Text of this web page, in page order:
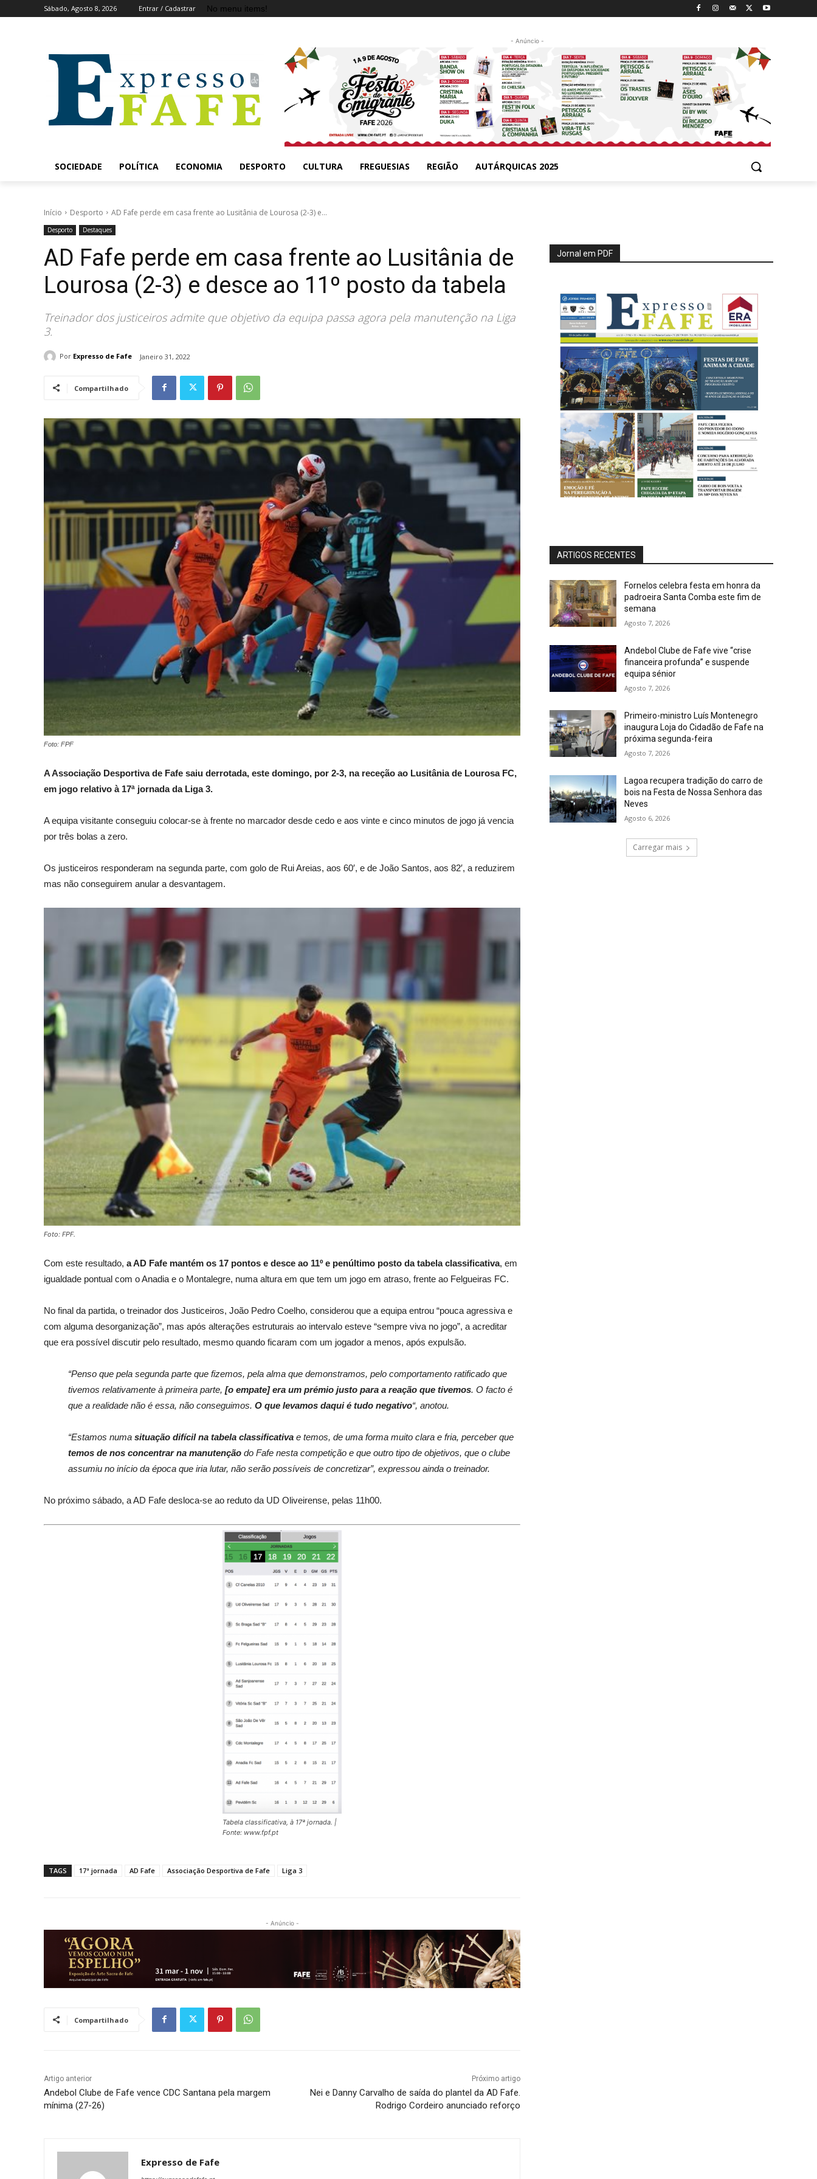
Sábado, Agosto 8, 2026 Entrar / Cadastrar No menu items!
- Anúncio -
SOCIEDADE POLÍTICA ECONOMIA DESPORTO CULTURA FREGUESIAS REGIÃO AUTÁRQUICAS 2025
Início Desporto AD Fafe perde em casa frente ao Lusitânia de Lourosa (2-3) e...
Desporto Destaques
AD Fafe perde em casa frente ao Lusitânia de
Lourosa (2-3) e desce ao 11º posto da tabela
Treinador dos justiceiros admite que objetivo da equipa passa agora pela manutenção na Liga
3.
Por Expresso de Fafe Janeiro 31, 2022
Compartilhado
Foto: FPF
A Associação Desportiva de Fafe saiu derrotada, este domingo, por 2-3, na receção ao Lusitânia de Lourosa FC,
em jogo relativo à 17ª jornada da Liga 3.
A equipa visitante conseguiu colocar-se à frente no marcador desde cedo e aos vinte e cinco minutos de jogo já vencia
por três bolas a zero.
Os justiceiros responderam na segunda parte, com golo de Rui Areias, aos 60′, e de João Santos, aos 82′, a reduzirem
mas não conseguirem anular a desvantagem.
Foto: FPF.
Com este resultado, a AD Fafe mantém os 17 pontos e desce ao 11º e penúltimo posto da tabela classificativa, em
igualdade pontual com o Anadia e o Montalegre, numa altura em que tem um jogo em atraso, frente ao Felgueiras FC.
No final da partida, o treinador dos Justiceiros, João Pedro Coelho, considerou que a equipa entrou “pouca agressiva e
com alguma desorganização”, mas após alterações estruturais ao intervalo esteve “sempre viva no jogo”, a acreditar
que era possível discutir pelo resultado, mesmo quando ficaram com um jogador a menos, após expulsão.
“Penso que pela segunda parte que fizemos, pela alma que demonstramos, pelo comportamento ratificado que
tivemos relativamente à primeira parte, [o empate] era um prémio justo para a reação que tivemos. O facto é
que a realidade não é essa, não conseguimos. O que levamos daqui é tudo negativo“, anotou.
“Estamos numa situação difícil na tabela classificativa e temos, de uma forma muito clara e fria, perceber que
temos de nos concentrar na manutenção do Fafe nesta competição e que outro tipo de objetivos, que o clube
assumiu no início da época que iria lutar, não serão possíveis de concretizar”, expressou ainda o treinador.
No próximo sábado, a AD Fafe desloca-se ao reduto da UD Oliveirense, pelas 11h00.
Tabela classificativa, à 17ª jornada. |
Fonte: www.fpf.pt
TAGS 17ª jornada AD Fafe Associação Desportiva de Fafe Liga 3
- Anúncio -
Compartilhado
Artigo anterior
Andebol Clube de Fafe vence CDC Santana pela margem
mínima (27-26)
Próximo artigo
Nei e Danny Carvalho de saída do plantel da AD Fafe.
Rodrigo Cordeiro anunciado reforço
Expresso de Fafe
Jornal em PDF
ARTIGOS RECENTES
Fornelos celebra festa em honra da
padroeira Santa Comba este fim de
semana
Agosto 7, 2026
Andebol Clube de Fafe vive “crise
financeira profunda” e suspende
equipa sénior
Agosto 7, 2026
Primeiro-ministro Luís Montenegro
inaugura Loja do Cidadão de Fafe na
próxima segunda-feira
Agosto 7, 2026
Lagoa recupera tradição do carro de
bois na Festa de Nossa Senhora das
Neves
Agosto 6, 2026
Carregar mais